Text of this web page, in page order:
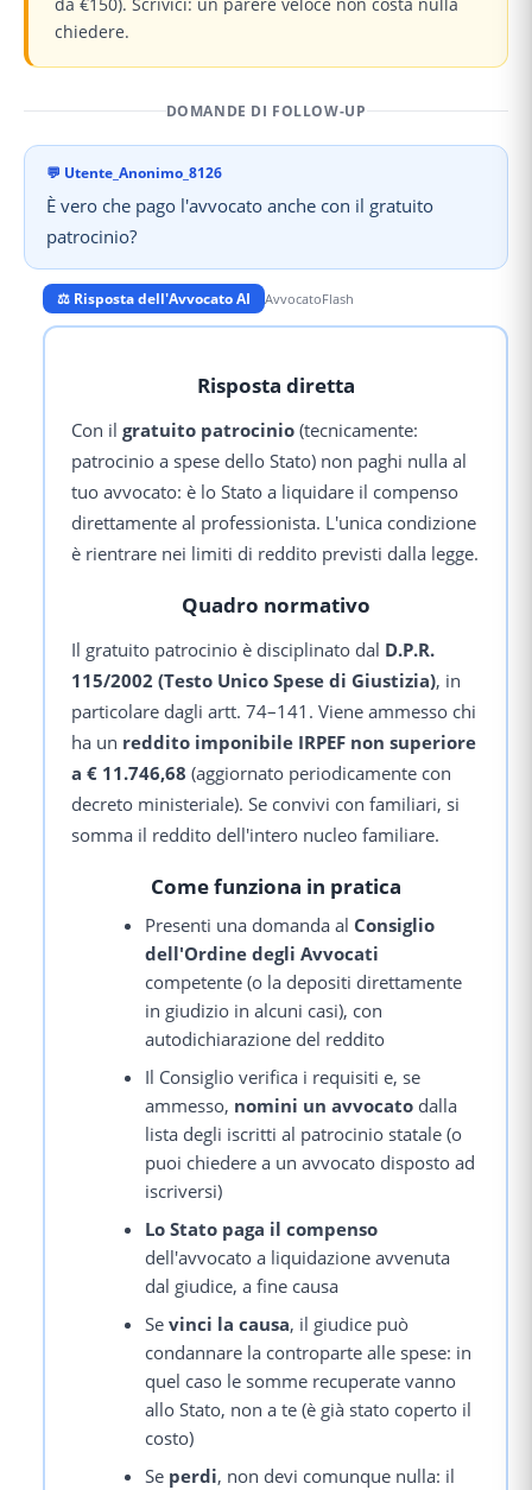
chiedere.
DOMANDE DI FOLLOW-UP
💬 Utente_Anonimo_8126
È vero che pago l'avvocato anche con il gratuito
patrocinio?
⚖️ Risposta dell'Avvocato AI AvvocatoFlash
Risposta diretta
Con il gratuito patrocinio (tecnicamente:
patrocinio a spese dello Stato) non paghi nulla al
tuo avvocato: è lo Stato a liquidare il compenso
direttamente al professionista. L'unica condizione
è rientrare nei limiti di reddito previsti dalla legge.
Quadro normativo
Il gratuito patrocinio è disciplinato dal D.P.R.
115/2002 (Testo Unico Spese di Giustizia), in
particolare dagli artt. 74–141. Viene ammesso chi
ha un reddito imponibile IRPEF non superiore
a € 11.746,68 (aggiornato periodicamente con
decreto ministeriale). Se convivi con familiari, si
somma il reddito dell'intero nucleo familiare.
Come funziona in pratica
Presenti una domanda al Consiglio
dell'Ordine degli Avvocati
competente (o la depositi direttamente
in giudizio in alcuni casi), con
autodichiarazione del reddito
Il Consiglio verifica i requisiti e, se
ammesso, nomini un avvocato dalla
lista degli iscritti al patrocinio statale (o
puoi chiedere a un avvocato disposto ad
iscriversi)
Lo Stato paga il compenso
dell'avvocato a liquidazione avvenuta
dal giudice, a fine causa
Sevinci la causa, il giudice può
condannare la controparte alle spese: in
quel caso le somme recuperate vanno
allo Stato, non a te (è già stato coperto il
costo)
Se perdi, non devi comunque nulla: il